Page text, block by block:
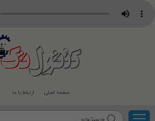
کنترلتک
صفحه اصلی ارتباط با ما